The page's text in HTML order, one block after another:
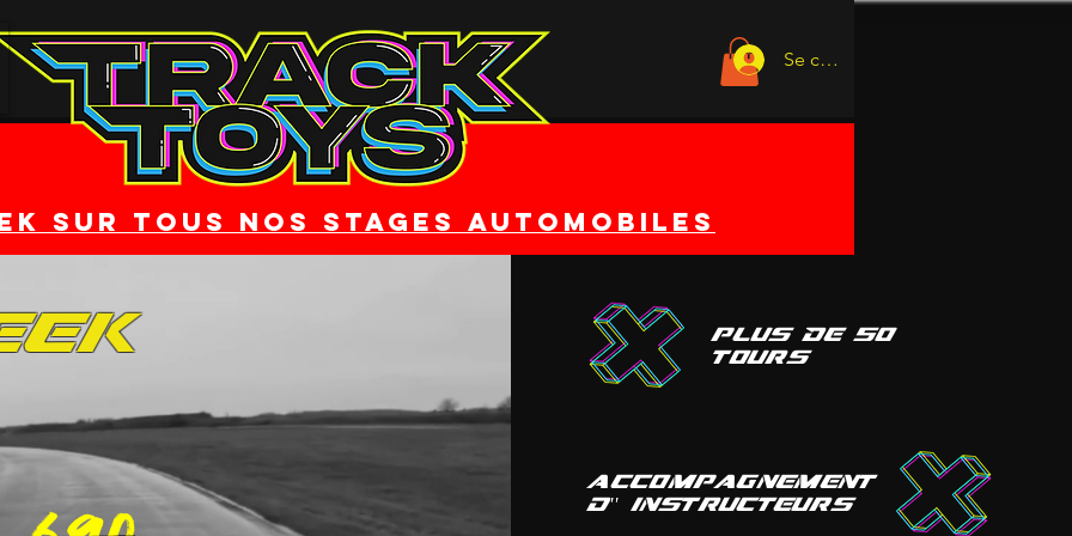
Se connecter
sur tous nos stages automobiles
plus De 50
tours
accompagnement
d'' instructeurs